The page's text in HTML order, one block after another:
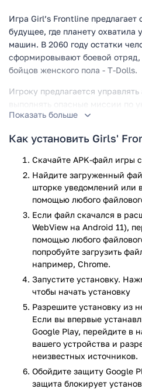
Игра Girl’s Frontline предлагает
будущее, где планету
машин. В 2060 году остатки
сформировывают боевой
бойцов женского пола - T-Dolls.
Игроку предлагается
выполнять опасные миссии по
самых различных классов. По
остальным. Все персонажи
особенностями, поэтому
времени.
За выполнение заданий будут
расходуемые на развитие
есть большой дом, где и
всячески обустраивать его,
дополнительные возможности.
Каждую куклу можно наряжать
придавая уникальный вид.
Помимо выполнения основных
несколько мини-игр,
перевести дух.
Игра Girls' Frontline прошла
VirusTotal. В результате
Показать больше
Как установить Girls'
Скачайте APK-файл игры
Найдите загруженный
шторке уведомлений или
помощью любого
Если файл скачался в
WebView на Android 11),
помощью любого
попробуйте загрузить
например, Chrome.
Запустите установку.
чтобы начать установку
Разрешите установку из
Если вы впервые
Google Play, перейдите в
вашего устройства и
неизвестных источников.
Обойдите защиту Google
защита блокирует